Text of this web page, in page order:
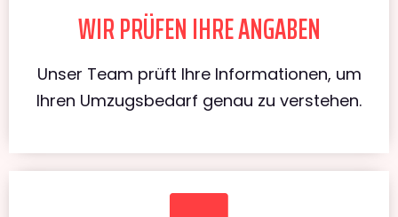
WIR PRÜFEN IHRE ANGABEN
Unser Team prüft Ihre Informationen, um
Ihren Umzugsbedarf genau zu verstehen.